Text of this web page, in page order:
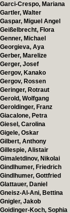
Garci-Crespo, Mariana
Gartler, Walter
Gaspar, Miguel Angel
Geißelbrecht, Flora
Genner, Michael
Georgieva, Aya
Gerber, Marelize
Gerger, Josef
Gergov, Kanako
Gergov, Rossen
Geringer, Rotraut
Gerold, Wolfgang
Geroldinger, Franz
Giacalone, Petra
Giesel, Carolina
Gigele, Oskar
Gilbert, Anthony
Gillespie, Alistair
Gimaletdinov, Nikolai
Gindlhumer, Friedrich
Gindlhumer, Gottfried
Glattauer, Daniel
Gneisz-Al-Ani, Bettina
Gnigler, Jakob
Goidinger-Koch, Sophia